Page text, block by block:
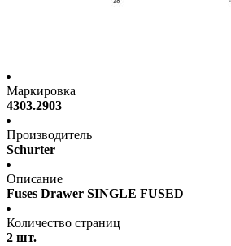
Маркировка
4303.2903
Производитель
Schurter
Описание
Fuses Drawer SINGLE FUSED
Количество страниц
2 шт.